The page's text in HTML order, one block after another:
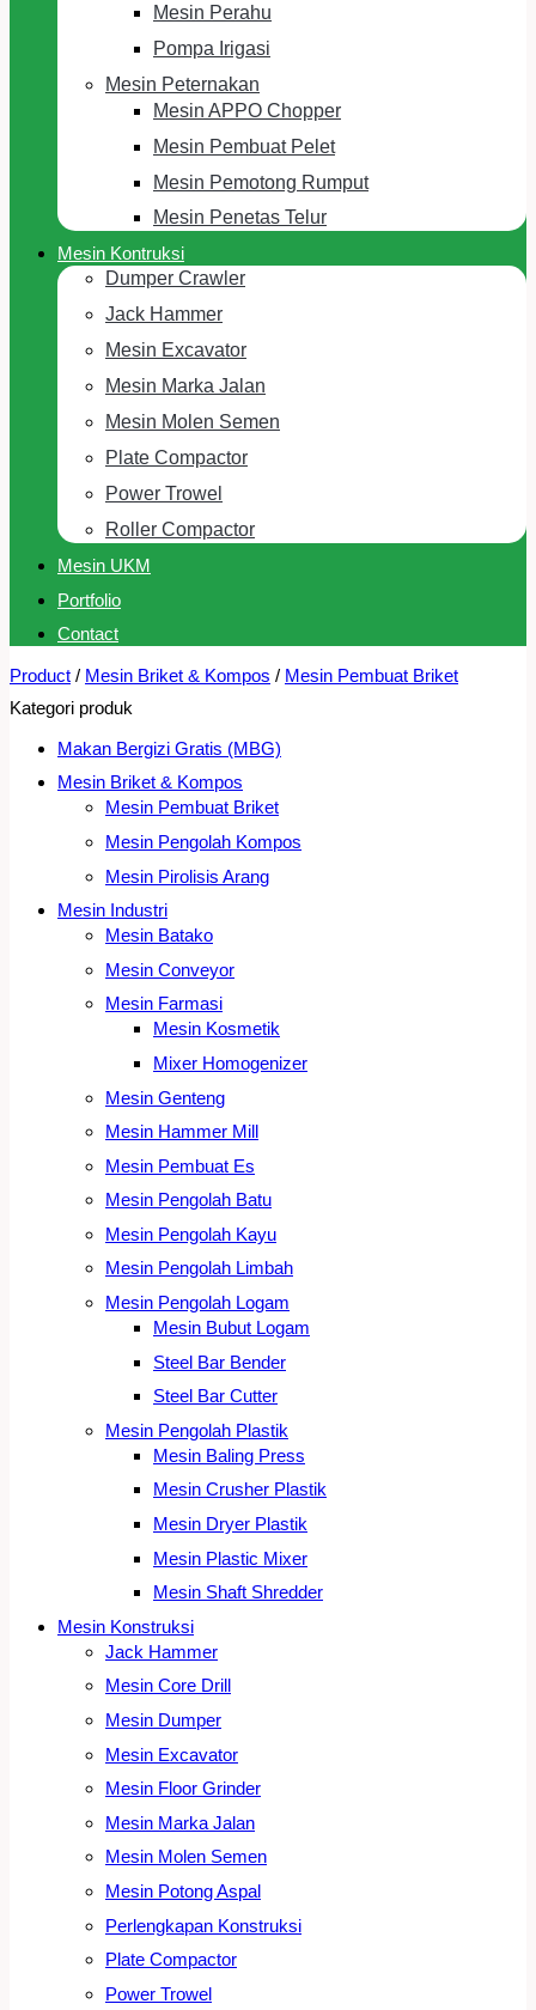
Mesin Perahu
Pompa Irigasi
Mesin Peternakan
Mesin APPO Chopper
Mesin Pembuat Pelet
Mesin Pemotong Rumput
Mesin Penetas Telur
Mesin Kontruksi
Dumper Crawler
Jack Hammer
Mesin Excavator
Mesin Marka Jalan
Mesin Molen Semen
Plate Compactor
Power Trowel
Roller Compactor
Mesin UKM
Portfolio
Contact
Product / Mesin Briket & Kompos / Mesin Pembuat Briket
Kategori produk
Makan Bergizi Gratis (MBG)
Mesin Briket & Kompos
Mesin Pembuat Briket
Mesin Pengolah Kompos
Mesin Pirolisis Arang
Mesin Industri
Mesin Batako
Mesin Conveyor
Mesin Farmasi
Mesin Kosmetik
Mixer Homogenizer
Mesin Genteng
Mesin Hammer Mill
Mesin Pembuat Es
Mesin Pengolah Batu
Mesin Pengolah Kayu
Mesin Pengolah Limbah
Mesin Pengolah Logam
Mesin Bubut Logam
Steel Bar Bender
Steel Bar Cutter
Mesin Pengolah Plastik
Mesin Baling Press
Mesin Crusher Plastik
Mesin Dryer Plastik
Mesin Plastic Mixer
Mesin Shaft Shredder
Mesin Konstruksi
Jack Hammer
Mesin Core Drill
Mesin Dumper
Mesin Excavator
Mesin Floor Grinder
Mesin Marka Jalan
Mesin Molen Semen
Mesin Potong Aspal
Perlengkapan Konstruksi
Plate Compactor
Power Trowel